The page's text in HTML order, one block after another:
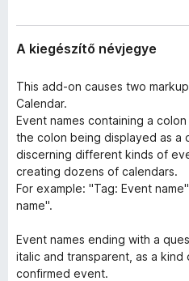
A kiegészítő névjegye
This add-on causes two
Calendar.
Event names containing a
the colon being displayed as a
discerning different kinds of
creating dozens of calendars.
For example: "Tag: Event
name".
Event names ending with a
italic and transparent, as a
confirmed event.